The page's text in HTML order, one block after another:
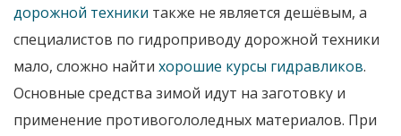
дорожной техники также не является дешёвым, а
специалистов по гидроприводу дорожной техники
мало, сложно найти хорошие курсы гидравликов.
Основные средства зимой идут на заготовку и
применение противогололедных материалов. При